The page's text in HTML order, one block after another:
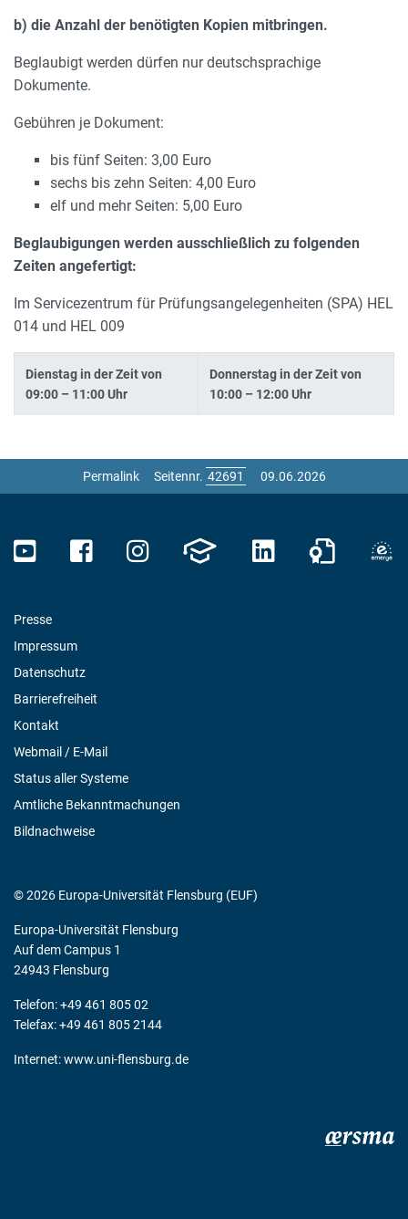
b) die Anzahl der benötigten Kopien mitbringen.
Beglaubigt werden dürfen nur deutschsprachige
Dokumente.
Gebühren je Dokument:
bis fünf Seiten: 3,00 Euro
sechs bis zehn Seiten: 4,00 Euro
elf und mehr Seiten: 5,00 Euro
Beglaubigungen werden ausschließlich zu folgenden
Zeiten angefertigt:
Im Servicezentrum für Prüfungsangelegenheiten (SPA) HEL
014 und HEL 009
Dienstag in der Zeit von
09:00 – 11:00 Uhr
Donnerstag in der Zeit von
10:00 – 12:00 Uhr
Permalink Seitennr. 09.06.2026
Presse
Impressum
Datenschutz
Barrierefreiheit
Kontakt
Webmail / E-Mail
Status aller Systeme
Amtliche Bekanntmachungen
Bildnachweise
© 2026 Europa-Universität Flensburg (EUF)
Europa-Universität Flensburg
Auf dem Campus 1
24943 Flensburg
Telefon: +49 461 805 02
Telefax: +49 461 805 2144
Internet:www.uni-flensburg.de